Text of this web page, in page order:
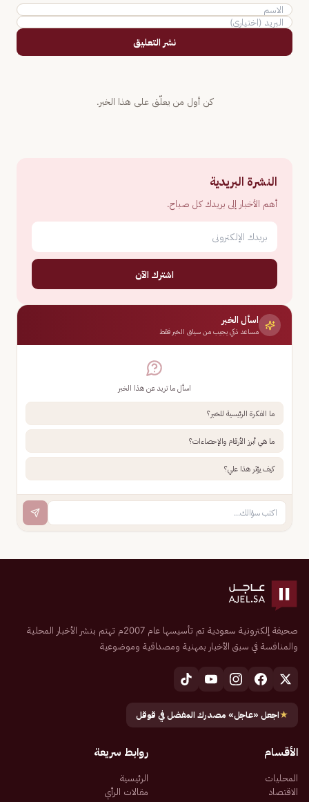
نشر التعليق
كن أول من يعلّق على هذا الخبر.
النشرة البريدية
أهم الأخبار إلى بريدك كل صباح.
اشترك الآن
اسأل الخبر
مساعد ذكي يجيب من سياق الخبر فقط
اسأل ما تريد عن هذا الخبر
ما الفكرة الرئيسية للخبر؟
ما هي أبرز الأرقام والإحصاءات؟
كيف يؤثر هذا علي؟
صحيفة إلكترونية سعودية تم تأسيسها عام 2007م تهتم بنشر الأخبار المحلية
والمنافسة في سبق الأخبار بمهنية ومصداقية وموضوعية
★اجعل «عاجل» مصدرك المفضل في قوقل
الأقسام
المحليات
الاقتصاد
روابط سريعة
الرئيسية
مقالات الرأي